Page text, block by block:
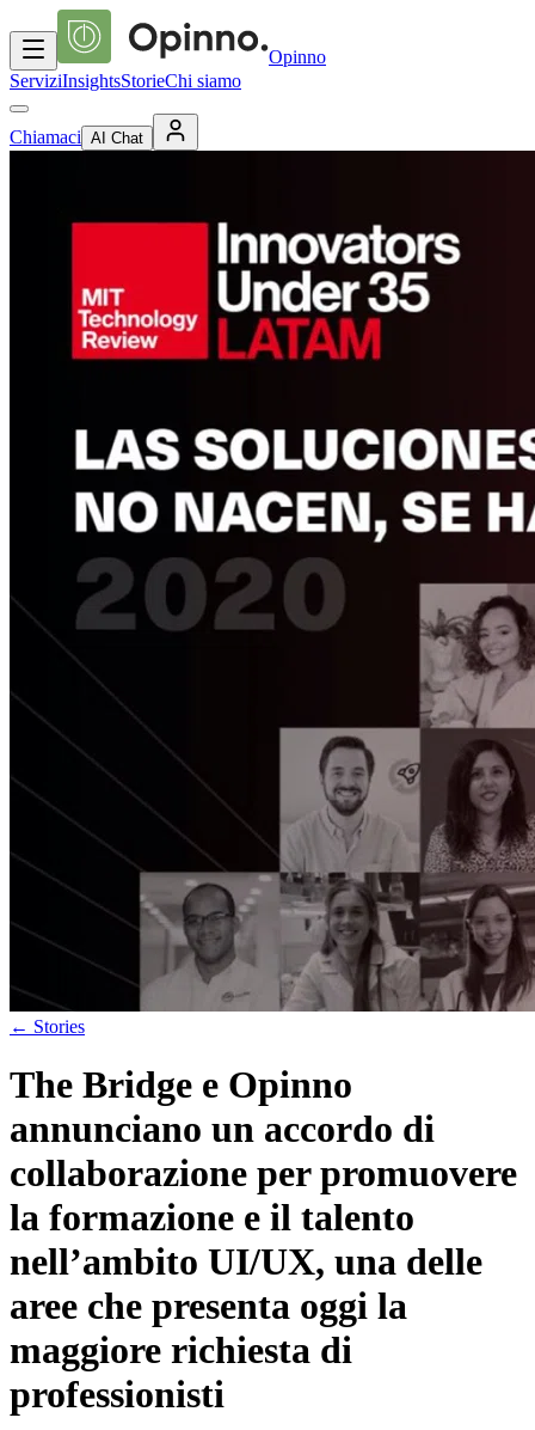
Opinno
ServiziInsightsStorieChi siamo
Chiamaci AI Chat
← Stories
The Bridge e Opinno
annunciano un accordo di
collaborazione per promuovere
la formazione e il talento
nell’ambito UI/UX, una delle
aree che presenta oggi la
maggiore richiesta di
professionisti